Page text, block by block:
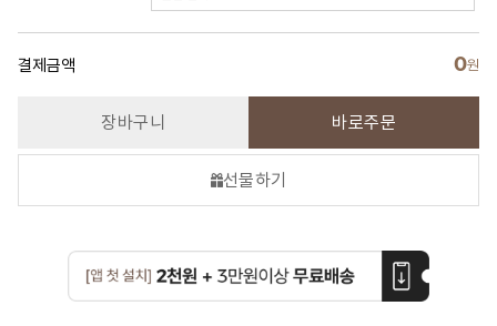
결제금액 0원
장바구니 바로주문
선물하기